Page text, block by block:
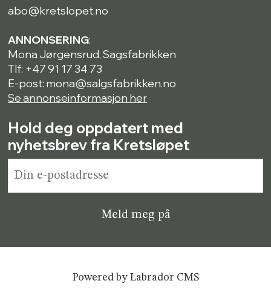
abo@kretslopet.no
ANNONSERING:
Mona Jørgensrud, Sagsfabrikken
Tlf: +47 91 17 34 73
E-post: mona@salgsfabrikken.no
Se annonseinformasjon her
Hold deg oppdatert med
nyhetsbrev fra Kretsløpet
Powered by Labrador CMS